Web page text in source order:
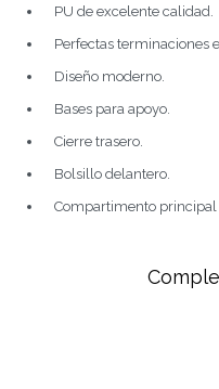
PU de excelente calidad.
Perfectas terminaciones
Diseño moderno.
Bases para apoyo.
Cierre trasero.
Bolsillo delantero.
Compartimento